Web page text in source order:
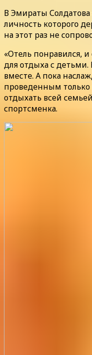
В Эмираты
личность которого
на этот раз не
«Отель понравился,
для отдыха с
вместе. А пока
проведенным только
отдыхать всей
спортсменка.